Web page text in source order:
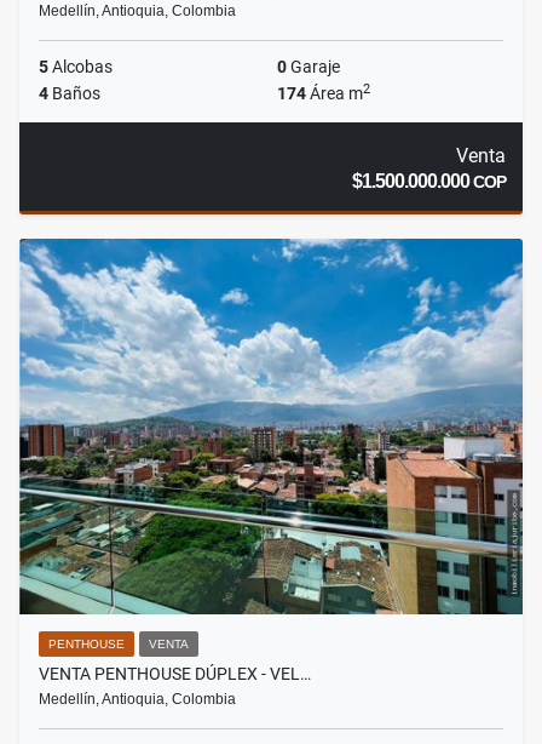
Medellín, Antioquia, Colombia
5Alcobas 0Garaje
4 Baños 174Área m2
Venta
$1.500.000.000COP
PENTHOUSE VENTA
VENTA PENTHOUSE DÚPLEX - VEL…
Medellín, Antioquia, Colombia